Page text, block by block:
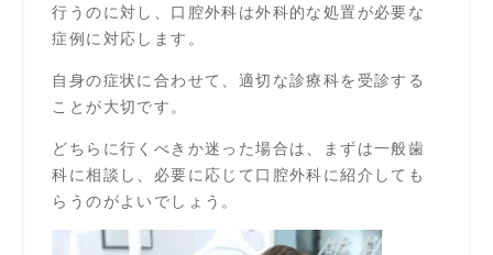
行うのに対し、口腔外科は外科的な処置が必要な
症例に対応します。
自身の症状に合わせて、適切な診療科を受診する
ことが大切です。
どちらに行くべきか迷った場合は、まずは一般歯
科に相談し、必要に応じて口腔外科に紹介しても
らうのがよいでしょう。